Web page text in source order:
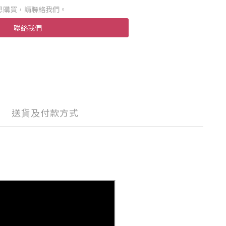
購買，請聯絡我們。
聯絡我們
送貨及付款方式